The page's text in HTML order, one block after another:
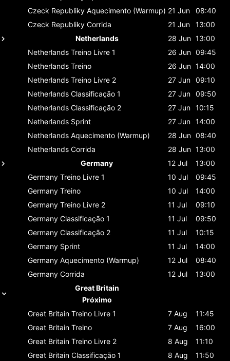
Czeck Republiky Aquecimento (Warmup) 21 Jun
08:40
Czeck Republiky Corrida 21 Jun
13:00
Netherlands
28 Jun 13:00
Netherlands Treino Livre 1 26 Jun 09:45
Netherlands Treino 26 Jun 14:00
Netherlands Treino Livre 2 27 Jun 09:10
Netherlands Classificaçāo 1 27 Jun 09:50
Netherlands Classificaçāo 2 27 Jun 10:15
Netherlands Sprint 27 Jun 14:00
Netherlands Aquecimento (Warmup) 28 Jun 08:40
Netherlands Corrida 28 Jun 13:00
Germany
12 Jul
13:00
Germany Treino Livre 1 10 Jul
09:45
Germany Treino 10 Jul
14:00
Germany Treino Livre 2 11 Jul
09:10
Germany Classificaçāo 1 11 Jul
09:50
Germany Classificaçāo 2 11 Jul
10:15
Germany Sprint 11 Jul
14:00
Germany Aquecimento (Warmup) 12 Jul
08:40
Germany Corrida 12 Jul
13:00
Great Britain
Próximo
Great Britain Treino Livre 1 7 Aug
11:45
Great Britain Treino 7 Aug
16:00
Great Britain Treino Livre 2 8 Aug
11:10
Great Britain Classificaçāo 1 8 Aug
11:50